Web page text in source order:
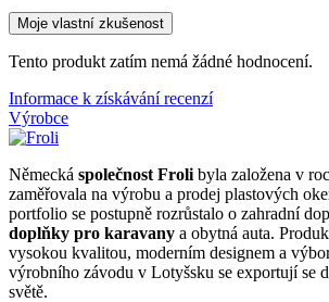
Moje vlastní zkušenost
Tento produkt zatím nemá žádné hodnocení.
Informace k získávání recenzí
Výrobce
Německá společnost Froli byla založena v
zaměřovala na výrobu a prodej plastových
portfolio se postupně rozrůstalo o zahradní
doplňky pro karavany a obytná auta.
vysokou kvalitou, moderním designem a
výrobního závodu v Lotyšsku se exportují se
světě.